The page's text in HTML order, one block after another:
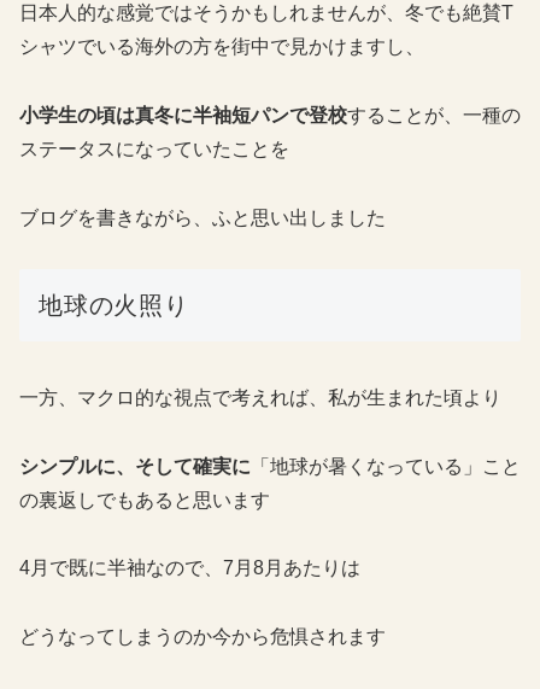
日本人的な感覚ではそうかもしれませんが、冬でも絶賛T
シャツでいる海外の方を街中で見かけますし、
小学生の頃は真冬に半袖短パンで登校することが、一種の
ステータスになっていたことを
ブログを書きながら、ふと思い出しました
地球の火照り
一方、マクロ的な視点で考えれば、私が生まれた頃より
シンプルに、そして確実に 「地球が暑くなっている」こと
の裏返しでもあると思います
4月で既に半袖なので、7月8月あたりは
どうなってしまうのか今から危惧されます